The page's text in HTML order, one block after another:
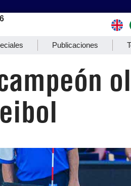
Publicaciones